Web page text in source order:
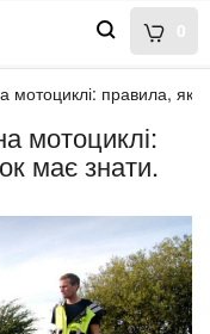
0
мотоциклі: правила,
мотоциклі:
має знати.